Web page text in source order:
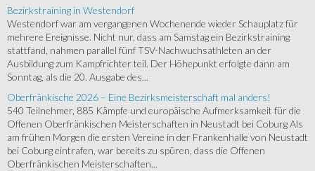
Bezirkstraining in Westendorf
Westendorf war am vergangenen Wochenende wieder Schauplatz für
mehrere Ereignisse. Nicht nur, dass am Samstag ein Bezirkstraining
stattfand, nahmen parallel fünf TSV-Nachwuchsathleten an der
Ausbildung zum Kampfrichter teil. Der Höhepunkt erfolgte dann am
Sonntag, als die 20. Ausgabe des...
Oberfränkische 2026 – Eine Bezirksmeisterschaft mal anders!
540 Teilnehmer, 885 Kämpfe und europäische Aufmerksamkeit für die
Offenen Oberfränkischen Meisterschaften in Neustadt bei Coburg Als
am frühen Morgen die ersten Vereine in der Frankenhalle von Neustadt
bei Coburg eintrafen, war bereits zu spüren, dass die Offenen
Oberfränkischen Meisterschaften...